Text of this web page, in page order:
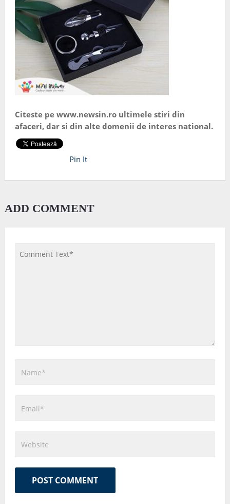
Citeste pe www.newsin.ro ultimele stiri din
afaceri, dar si din alte domenii de interes national.
Pin It
ADD COMMENT